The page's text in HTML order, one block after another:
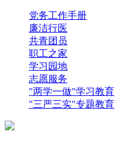
党务工作手册
廉洁行医
共青团员
职工之家
学习园地
志愿服务
"两学一做"学习教育
"三严三实"专题教育